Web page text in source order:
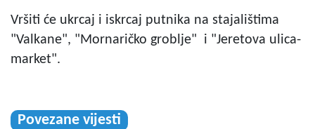
Vršiti će ukrcaj i iskrcaj putnika na stajalištima
"Valkane", "Mornaričko groblje" i "Jeretova ulica-
market".
Povezane vijesti